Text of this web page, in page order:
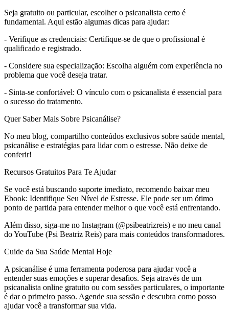
Seja gratuito ou particular, escolher o psicanalista certo é
fundamental. Aqui estão algumas dicas para ajudar:
- Verifique as credenciais: Certifique-se de que o profissional é
qualificado e registrado.
- Considere sua especialização: Escolha alguém com experiência no
problema que você deseja tratar.
- Sinta-se confortável: O vínculo com o psicanalista é essencial para
o sucesso do tratamento.
Quer Saber Mais Sobre Psicanálise?
No meu blog, compartilho conteúdos exclusivos sobre saúde mental,
psicanálise e estratégias para lidar com o estresse. Não deixe de
conferir!
Recursos Gratuitos Para Te Ajudar
Se você está buscando suporte imediato, recomendo baixar meu
Ebook: Identifique Seu Nível de Estresse. Ele pode ser um ótimo
ponto de partida para entender melhor o que você está enfrentando.
Além disso, siga-me no Instagram (@psibeatrizreis) e no meu canal
do YouTube (Psi Beatriz Reis) para mais conteúdos transformadores.
Cuide da Sua Saúde Mental Hoje
A psicanálise é uma ferramenta poderosa para ajudar você a
entender suas emoções e superar desafios. Seja através de um
psicanalista online gratuito ou com sessões particulares, o importante
é dar o primeiro passo. Agende sua sessão e descubra como posso
ajudar você a transformar sua vida.